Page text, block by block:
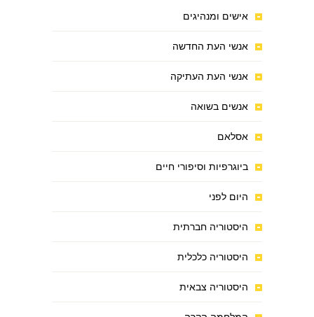
אישים ומנהיגים
אנשי העת החדשה
אנשי העת העתיקה
אנשים בשואה
אסלאם
ביוגרפיות וסיפורי חיים
היום לפני
היסטוריה חברתית
היסטוריה כלכלית
היסטוריה צבאית